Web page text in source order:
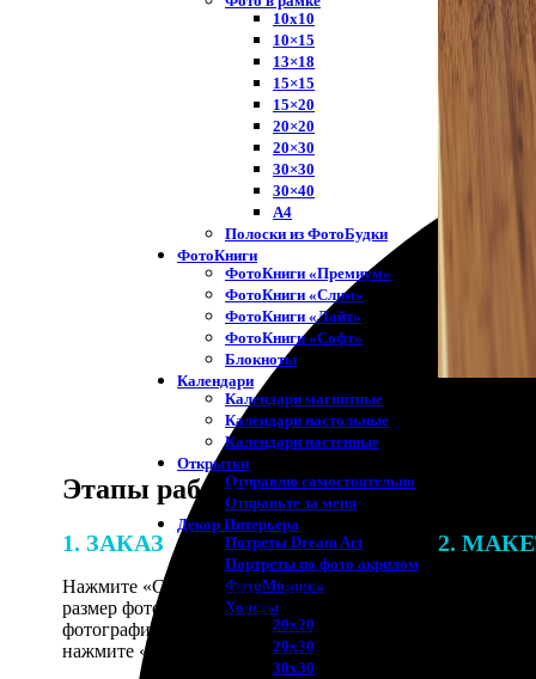
10х10
10×15
13×18
15×15
15×20
20×20
20×30
30×30
30×40
A4
Полоски из ФотоБудки
ФотоКниги
ФотоКниги «Премиум»
ФотоКниги «Слим»
ФотоКниги «Лайт»
ФотоКниги «Софт»
Блокноты
Календари
Календари магнитные
Календари настольные
Календари настенные
Открытки
Отправлю самостоятельно
Отправьте за меня
Декор Интерьера
Потреты Dream Art
Портреты по фото акрилом
ФотоМозаика
Холсты
20х20
20х30
30х30
Этапы работы
1. ЗАКАЗ
Нажмите «Сделать заказ», выберите
размер фотографии и тип рамки. Загрузите
фотографии в онлайн-конструктор,
нажмите «Добавить в корзину».
2.